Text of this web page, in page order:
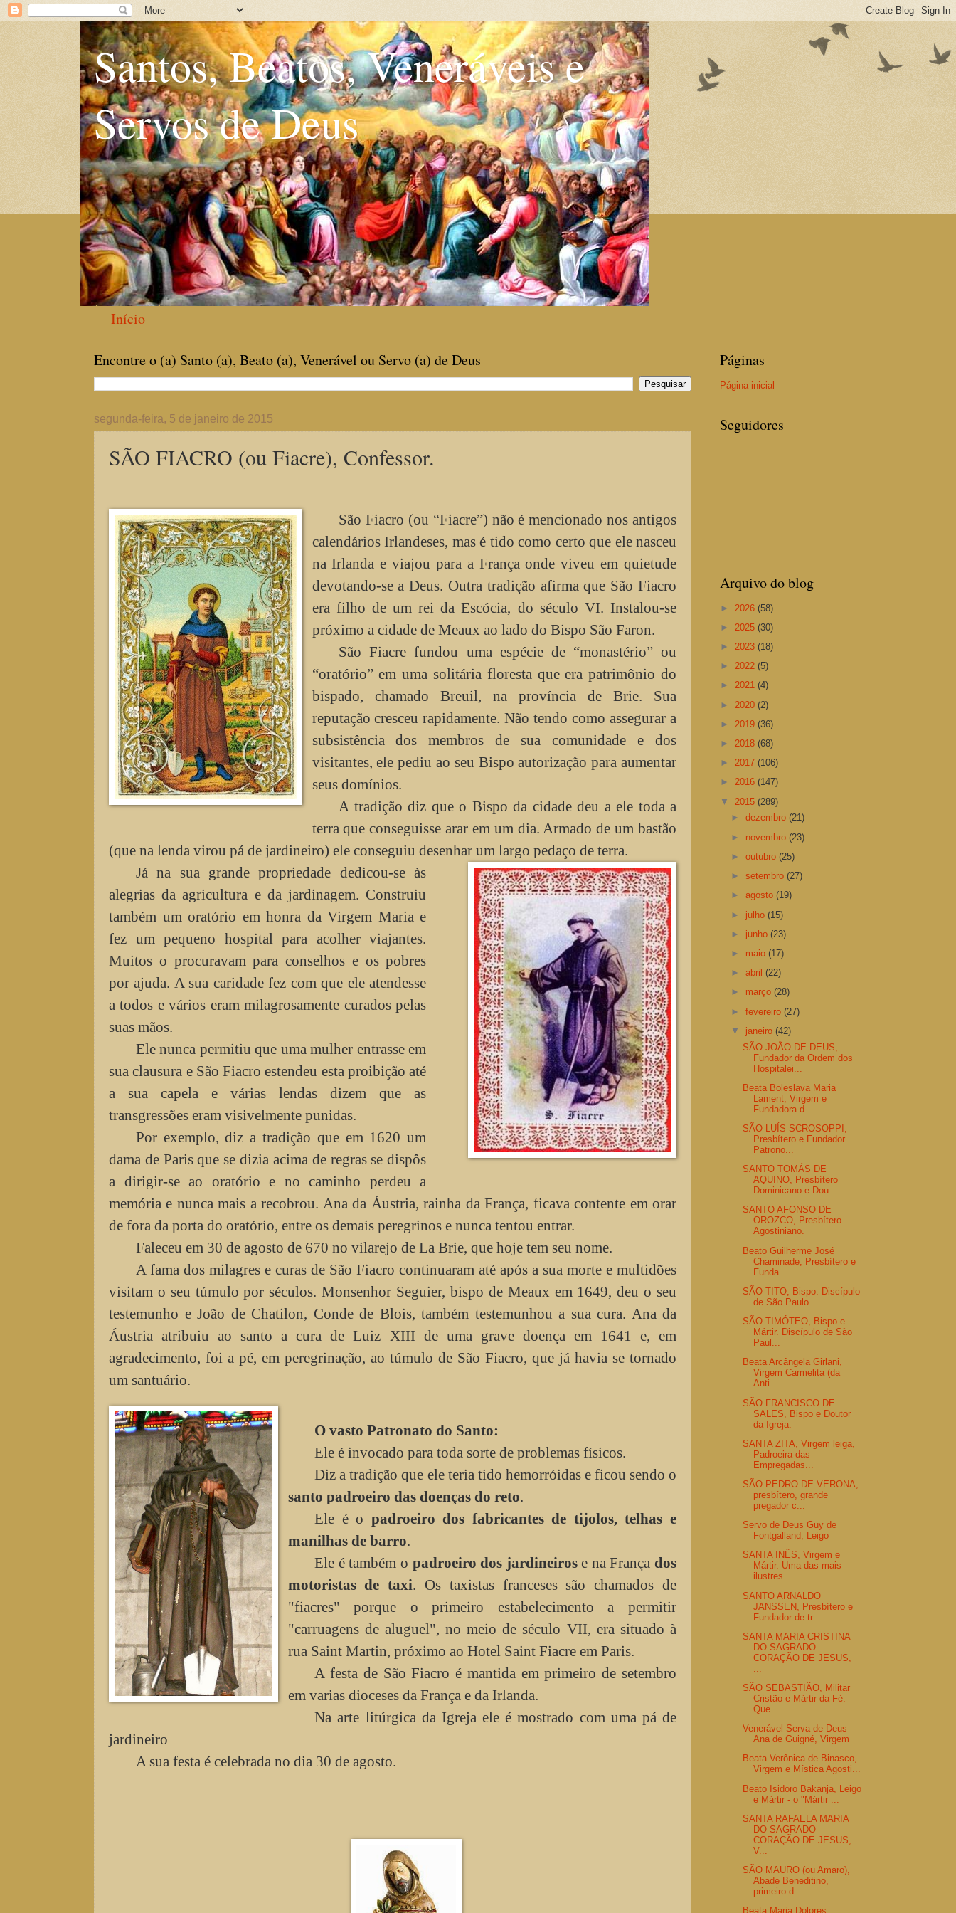
Santos, Beatos, Veneráveis e
Servos de Deus
Início
Encontre o (a) Santo (a), Beato (a), Venerável ou Servo (a) de Deus
segunda-feira, 5 de janeiro de 2015
SÃO FIACRO (ou Fiacre), Confessor.
São Fiacro (ou “Fiacre”) não é mencionado nos antigos
calendários Irlandeses, mas é tido como certo que ele nasceu
na Irlanda e viajou para a França onde viveu em quietude
devotando-se a Deus. Outra tradição afirma que São Fiacro
era filho de um rei da Escócia, do século VI. Instalou-se
próximo a cidade de Meaux ao lado do Bispo São Faron.
São Fiacre fundou uma espécie de “monastério” ou
“oratório” em uma solitária floresta que era patrimônio do
bispado, chamado Breuil, na província de Brie. Sua
reputação cresceu rapidamente. Não tendo como assegurar a
subsistência dos membros de sua comunidade e dos
visitantes, ele pediu ao seu Bispo autorização para aumentar
seus domínios.
A tradição diz que o Bispo da cidade deu a ele toda a
terra que conseguisse arar em um dia. Armado de um bastão
(que na lenda virou pá de jardineiro) ele conseguiu desenhar um largo pedaço de terra.
Já na sua grande propriedade dedicou-se às
alegrias da agricultura e da jardinagem. Construiu
também um oratório em honra da Virgem Maria e
fez um pequeno hospital para acolher viajantes.
Muitos o procuravam para conselhos e os pobres
por ajuda. A sua caridade fez com que ele atendesse
a todos e vários eram milagrosamente curados pelas
suas mãos.
Ele nunca permitiu que uma mulher entrasse em
sua clausura e São Fiacro estendeu esta proibição até
a sua capela e várias lendas dizem que as
transgressões eram visivelmente punidas.
Por exemplo, diz a tradição que em 1620 um
dama de Paris que se dizia acima de regras se dispôs
a dirigir-se ao oratório e no caminho perdeu a
memória e nunca mais a recobrou. Ana da Áustria, rainha da França, ficava contente em orar
de fora da porta do oratório, entre os demais peregrinos e nunca tentou entrar.
Faleceu em 30 de agosto de 670 no vilarejo de La Brie, que hoje tem seu nome.
A fama dos milagres e curas de São Fiacro continuaram até após a sua morte e multidões
visitam o seu túmulo por séculos. Monsenhor Seguier, bispo de Meaux em 1649, deu o seu
testemunho e João de Chatilon, Conde de Blois, também testemunhou a sua cura. Ana da
Áustria atribuiu ao santo a cura de Luiz XIII de uma grave doença em 1641 e, em
agradecimento, foi a pé, em peregrinação, ao túmulo de São Fiacro, que já havia se tornado
um santuário.
O vasto Patronato do Santo:
Ele é invocado para toda sorte de problemas físicos.
Diz a tradição que ele teria tido hemorróidas e ficou sendo o
santo padroeiro das doenças do reto.
Ele é o padroeiro dos fabricantes de tijolos, telhas e
manilhas de barro.
Ele é também o padroeiro dos jardineirose na França dos
motoristas de taxi. Os taxistas franceses são chamados de
"fiacres" porque o primeiro estabelecimento a permitir
"carruagens de aluguel", no meio de século VII, era situado à
rua Saint Martin, próximo ao Hotel Saint Fiacre em Paris.
A festa de São Fiacro é mantida em primeiro de setembro
em varias dioceses da França e da Irlanda.
Na arte litúrgica da Igreja ele é mostrado com uma pá de
jardineiro
A sua festa é celebrada no dia 30 de agosto.
Páginas
Página inicial
Seguidores
Arquivo do blog
► 2026 (58)
► 2025 (30)
► 2023 (18)
► 2022 (5)
► 2021 (4)
► 2020 (2)
► 2019 (36)
► 2018 (68)
► 2017 (106)
► 2016 (147)
▼ 2015 (289)
►dezembro(21)
► novembro(23)
►outubro(25)
►setembro(27)
►agosto(19)
► julho(15)
► junho(23)
► maio(17)
►abril(22)
► março(28)
►fevereiro(27)
▼ janeiro(42)
SÃO JOÃO DE DEUS,
Fundador da Ordem dos
Hospitalei...
Beata Boleslava Maria
Lament, Virgem e
Fundadora d...
SÃO LUÍS SCROSOPPI,
Presbítero e Fundador.
Patrono...
SANTO TOMÁS DE
AQUINO, Presbítero
Dominicano e Dou...
SANTO AFONSO DE
OROZCO, Presbítero
Agostiniano.
Beato Guilherme José
Chaminade, Presbítero e
Funda...
SÃO TITO, Bispo. Discípulo
de São Paulo.
SÃO TIMÓTEO, Bispo e
Mártir. Discípulo de São
Paul...
Beata Arcângela Girlani,
Virgem Carmelita (da
Anti...
SÃO FRANCISCO DE
SALES, Bispo e Doutor
da Igreja.
SANTA ZITA, Virgem leiga,
Padroeira das
Empregadas...
SÃO PEDRO DE VERONA,
presbítero, grande
pregador c...
Servo de Deus Guy de
Fontgalland, Leigo
SANTA INÊS, Virgem e
Mártir. Uma das mais
ilustres...
SANTO ARNALDO
JANSSEN, Presbítero e
Fundador de tr...
SANTA MARIA CRISTINA
DO SAGRADO
CORAÇÃO DE JESUS,
SÃO SEBASTIÃO, Militar
Cristão e Mártir da Fé.
Que...
Venerável Serva de Deus
Ana de Guigné, Virgem
Beata Verônica de Binasco,
Virgem e Mística Agosti...
Beato Isidoro Bakanja, Leigo
e Mártir - o "Mártir ...
SANTA RAFAELA MARIA
DO SAGRADO
CORAÇÃO DE JESUS,
V...
SÃO MAURO (ou Amaro),
Abade Beneditino,
primeiro d...
Beata Maria Dolores